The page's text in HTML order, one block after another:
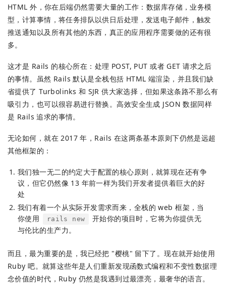
HTML 外，你在后端仍然需要大量的工作：数据库存储，业务模
型，计算事情，将任务排队以供日后处理，发送电子邮件，触发
推送通知以及所有其他的东西，真正的应用程序需要做的还有很
多。
这才是 Rails 的核心所在：处理 POST, PUT 或者 GET 请求之后
的事情。虽然 Rails 默认是全栈包括 HTML 端渲染，并且我们缺
省提供了 Turbolinks 和 SJR 供大家选择，但如果这条路不那么有
吸引力，也可以很容易进行替换。高效安全生成 JSON 数据同样
是 Rails 追求的事情。
无论如何，就在 2017 年，Rails 在这两条基本原则下仍然是远超
其他框架的：
我们独一无二的约定大于配置的核心原则，就算现在还有争
议，但它仍然像 13 年前一样为我们开发者提供着巨大的好
处
我们有着一个从实际开发需求而来，全栈的 web 框架，当
你使用
rails new
开始你的项目时，它将为你提供无
与伦比的生产力。
而且，最为重要的是，我已经把 "樱桃" 留下了。现在就开始使用
Ruby 吧。就算这些年是人们重新发现函数式编程和不变性数据理
念价值的时代，Ruby 仍然是我遇到过最漂亮，最奢华的语言。